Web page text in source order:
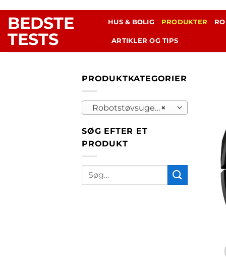
indhold
BEDSTE
TESTS
HUS & BOLIG PRODUKTER
ARTIKLER OG TIPS
PRODUKTKATEGORIER
×
Robotstøvsugere (148)
SØG EFTER ET
PRODUKT